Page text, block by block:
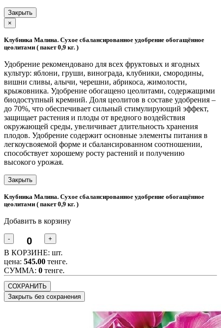
Закрыть
×
Клубника Малина. Сухое сбалансированное удобрение обогащённое
цеолитами ( пакет 0,9 кг. )
Удобрение рекомендовано для всех фруктовых и ягодных
культур: яблони, груши, винограда, клубники, смородины,
вишни сливы, алычи, черешни, абрикоса, жимолости,
крыжовника. Удобрение обогащено цеолитами, содержащими
биодоступный кремний. Доля цеолитов в составе удобрения –
до 70%, что обеспечивает сильный стимулирующий эффект,
защищает растения и плоды от вредного воздействия
окружающей среды, увеличивает длительность хранения
плодов. Удобрение содержит основные элементы питания в
легкоусвояемой форме и сбалансированном соотношении,
способствует хорошему росту растений и получению
высокого урожая.
Закрыть
Клубника Малина. Сухое сбалансированное удобрение обогащённое
цеолитами ( пакет 0,9 кг. )
Добавить в корзину
- +
В КОРЗИНЕ: шт.
цена: 545.00 тенге.
CУММА: 0 тенге.
СОХРАНИТЬ
Закрыть без сохранения